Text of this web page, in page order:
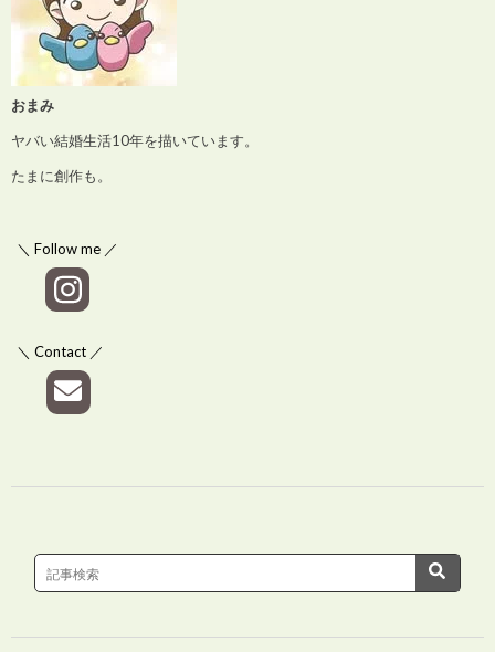
おまみ
ヤバい結婚生活10年を描いています。
たまに創作も。
＼ Follow me ／
＼ Contact ／